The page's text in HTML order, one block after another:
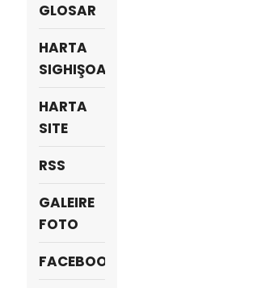
GLOSAR
HARTA
SIGHIŞOARA
HARTA
SITE
RSS
GALEIRE
FOTO
FACEBOOK